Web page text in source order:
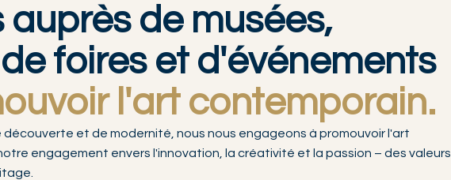
de musées,
foires et d'événements
l'art contemporain.
et de modernité, nous nous engageons à promouvoir l'art
engagement envers l'innovation, la créativité et la passion – des valeurs